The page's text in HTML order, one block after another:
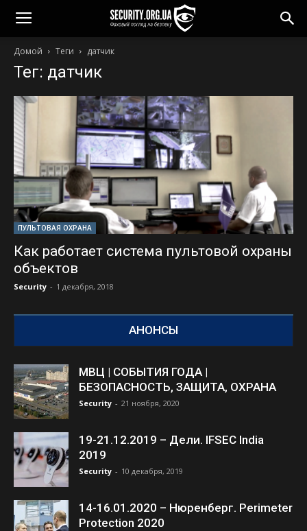
Домой Теги датчик
Тег: датчик
ПУЛЬТОВАЯ ОХРАНА
Как работает система пультовой охраны
объектов
Security - 1 декабря, 2018
АНОНСЫ
МВЦ | СОБЫТИЯ ГОДА |
БЕЗОПАСНОСТЬ, ЗАЩИТА, ОХРАНА
Security - 21 ноября, 2020
19-21.12.2019 – Дели. IFSEC India
2019
Security - 10 декабря, 2019
14-16.01.2020 – Нюренберг. Perimeter
Protection 2020